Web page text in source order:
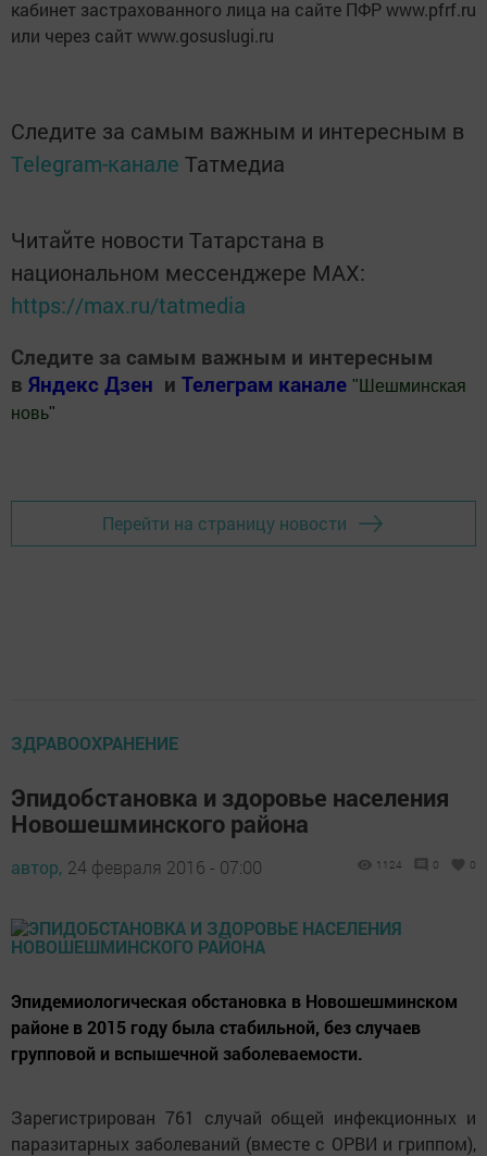
кабинет застрахованного лица на сайте ПФР www.pfrf.ru
или через сайт www.gosuslugi.ru
Следите за самым важным и интересным в
Telegram-канале Татмедиа
Читайте новости Татарстана в
национальном мессенджере MАХ:
https://max.ru/tatmedia
Следите за самым важным и интересным
в Яндекс Дзен и Телеграм канале " Шешминская
новь"
Перейти на страницу новости
ЗДРАВООХРАНЕНИЕ
Эпидобстановка и здоровье населения
Новошешминского района
автор, 24 февраля 2016 - 07:00 1124 0 0
Эпидемиологическая обстановка в Новошешминском
районе в 2015 году была стабильной, без случаев
групповой и вспышечной заболеваемости.
Зарегистрирован 761 случай общей инфекционных и
паразитарных заболеваний (вместе с ОРВИ и гриппом),